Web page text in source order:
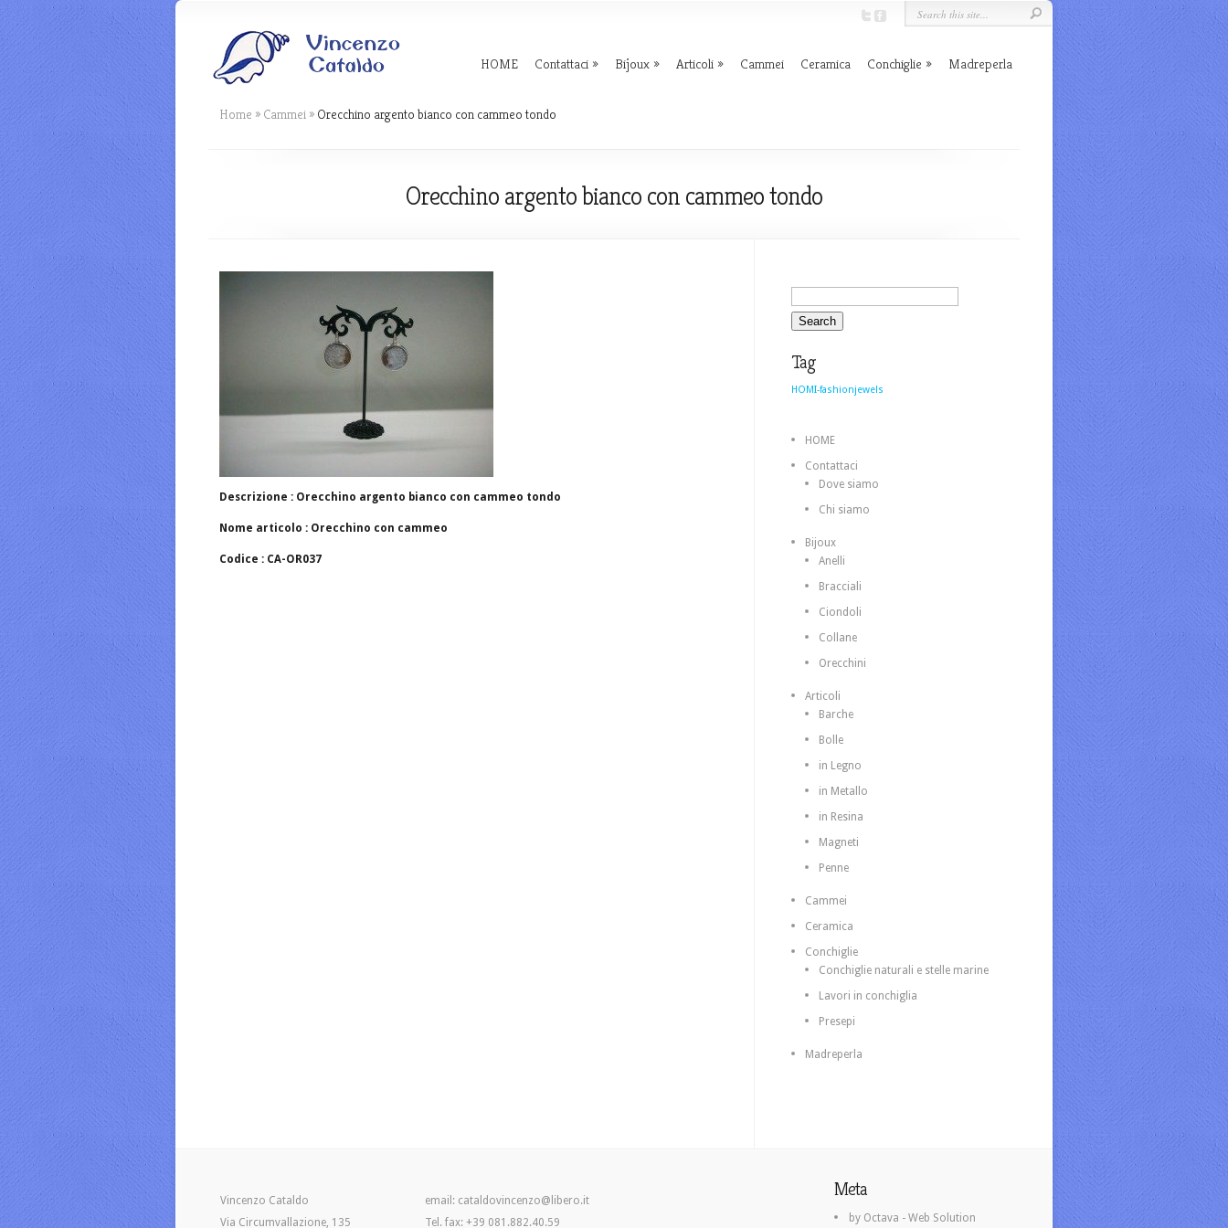
HOME Contattaci Bijoux Articoli Cammei Ceramica Conchiglie Madreperla
Home » Cammei » Orecchino argento bianco con cammeo tondo
Orecchino argento bianco con cammeo tondo
Descrizione : Orecchino argento bianco con cammeo tondo
Nome articolo : Orecchino con cammeo
Codice : CA-OR037
Tag
HOMI-fashionjewels
HOME
Contattaci
Dove siamo
Chi siamo
Bijoux
Anelli
Bracciali
Ciondoli
Collane
Orecchini
Articoli
Barche
Bolle
in Legno
in Metallo
in Resina
Magneti
Penne
Cammei
Ceramica
Conchiglie
Conchiglie naturali e stelle marine
Lavori in conchiglia
Presepi
Madreperla
Vincenzo Cataldo
Via Circumvallazione, 135
email: cataldovincenzo@libero.it
Tel. fax: +39 081.882.40.59
Meta
by Octava - Web Solution